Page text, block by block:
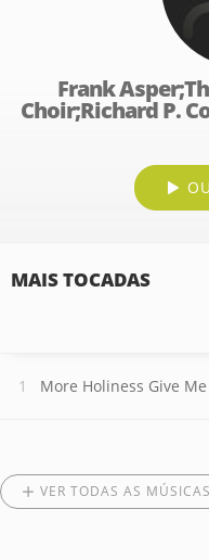
Frank
Choir;Richard P.
MAIS TOCADAS
More Holiness Give Me
VER TODAS AS MÚSICAS